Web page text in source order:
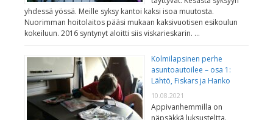
yhdessä yössä. Meille syksy kantoi kaksi isoa muutosta.
Nuorimman hoitolaitos pääsi mukaan kaksivuotisen esikoulun
kokeiluun. 2016 syntynyt aloitti siis viskarieskarin. …
Kolmilapsinen perhe
asuntoautoilee – osa 1:
Lähtö, Fiskars ja Hanko
10.08.2021
Appivanhemmilla on
näpsäkkä luksusteltta.